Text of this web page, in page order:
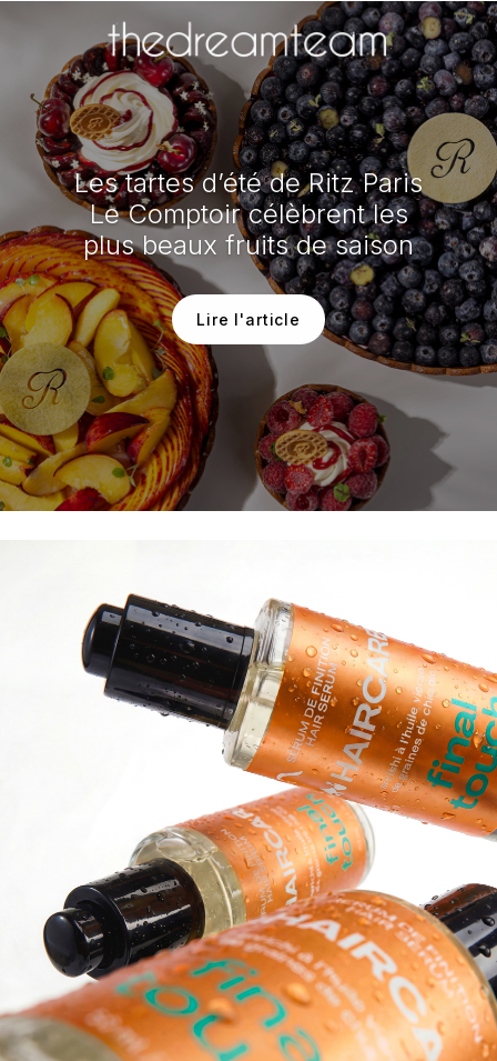
Les tartes d’été de Ritz Paris
Le Comptoir célèbrent les
plus beaux fruits de saison
Lire l'article